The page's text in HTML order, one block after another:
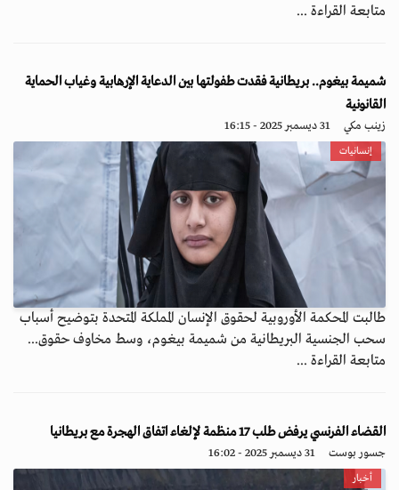
متابعة القراءة ...
شميمة بيغوم.. بريطانية فقدت طفولتها بين الدعاية الإرهابية وغياب الحماية
القانونية
زينب مكي 31 ديسمبر 2025 - 16:15
إنسانيات
طالبت المحكمة الأوروبية لحقوق الإنسان المملكة المتحدة بتوضيح أسباب
سحب الجنسية البريطانية من شميمة بيغوم، وسط مخاوف حقوق...
متابعة القراءة ...
القضاء الفرنسي يرفض طلب 17 منظمة لإلغاء اتفاق الهجرة مع بريطانيا
جسور بوست 31 ديسمبر 2025 - 16:02
أخبار